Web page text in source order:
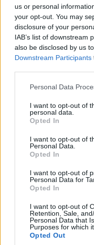
us or personal
your opt-out. You may
disclosure of your
IAB’s list of downstream
also be disclosed by us
Downstream Participants
Please note that this
not limited to your visit
grant or deny consent to
use your data for below
consent section.
Personal Data
I want to opt-out of
personal data.
Opted In
I want to opt-out of
Personal Data.
Opted In
I want to opt-out of
Personal Data for
Opted In
I want to opt-out of
Retention, Sale,
Personal Data that
Purposes for which
Opted Out
Προφήτης Ηλίας
Λια στο Καρς και ο
20/07/2026 - 9:26πμ
Θύμισμαν: Το
ζευγαριών που
16/07/2026 - 7:39μμ